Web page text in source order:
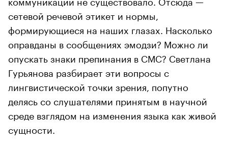
сетевой речевой этикет и нормы,
формирующиеся на наших глазах. Насколько
оправданы в сообщениях эмодзи? Можно ли
опускать знаки препинания в СМС? Светлана
Гурьянова разбирает эти вопросы с
лингвистической точки зрения, попутно
делясь со слушателями принятым в научной
среде взглядом на изменения языка как живой
сущности.